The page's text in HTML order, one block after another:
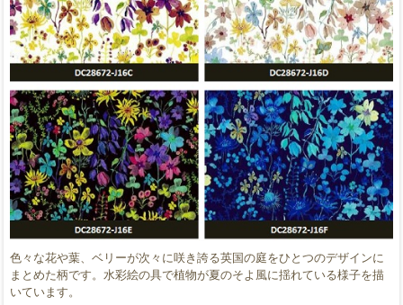
色々な花や葉、ベリーが次々に咲き誇る英国の庭をひとつのデザインに
まとめた柄です。水彩絵の具で植物が夏のそよ風に揺れている様子を描
いています。